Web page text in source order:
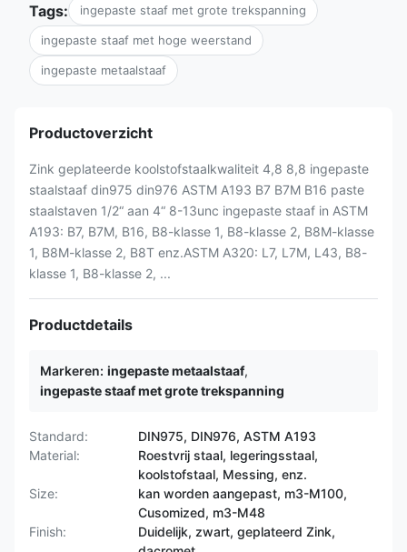
Tags: ingepaste staaf met grote trekspanning
ingepaste staaf met hoge weerstand
ingepaste metaalstaaf
Productoverzicht
Zink geplateerde koolstofstaalkwaliteit 4,8 8,8 ingepaste
staalstaaf din975 din976 ASTM A193 B7 B7M B16 paste
staalstaven 1/2“ aan 4“ 8-13unc ingepaste staaf in ASTM
A193: B7, B7M, B16, B8-klasse 1, B8-klasse 2, B8M-klasse
1, B8M-klasse 2, B8T enz.ASTM A320: L7, L7M, L43, B8-
klasse 1, B8-klasse 2, ...
Productdetails
Markeren: ingepaste metaalstaaf,
ingepaste staaf met grote trekspanning
Standard:
DIN975, DIN976, ASTM A193
Material:
Roestvrij staal, legeringsstaal,
koolstofstaal, Messing, enz.
Size:
kan worden aangepast, m3-M100,
Cusomized, m3-M48
Finish:
Duidelijk, zwart, geplateerd Zink,